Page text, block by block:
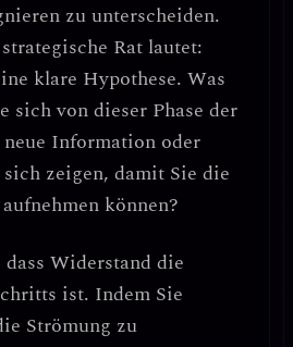
zu unterscheiden.
Rat lautet:
klare Hypothese. Was
sich von dieser Phase der
Information oder
zeigen, damit Sie die
können?
Widerstand die
ist. Indem Sie
Strömung zu